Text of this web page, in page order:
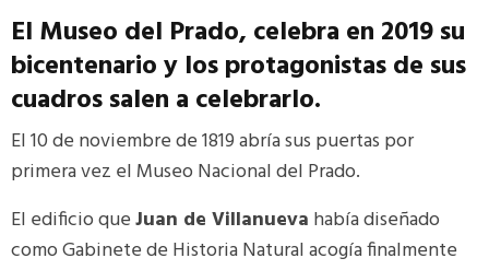
El Museo del Prado, celebra en 2019 su
bicentenarioy los protagonistas de sus
cuadros salen a celebrarlo.
El 10 de noviembre de 1819 abría sus puertas por
primera vez el Museo Nacional del Prado.
El edificio queJuan de Villanueva había diseñado
como Gabinete de Historia Natural acogía finalmente